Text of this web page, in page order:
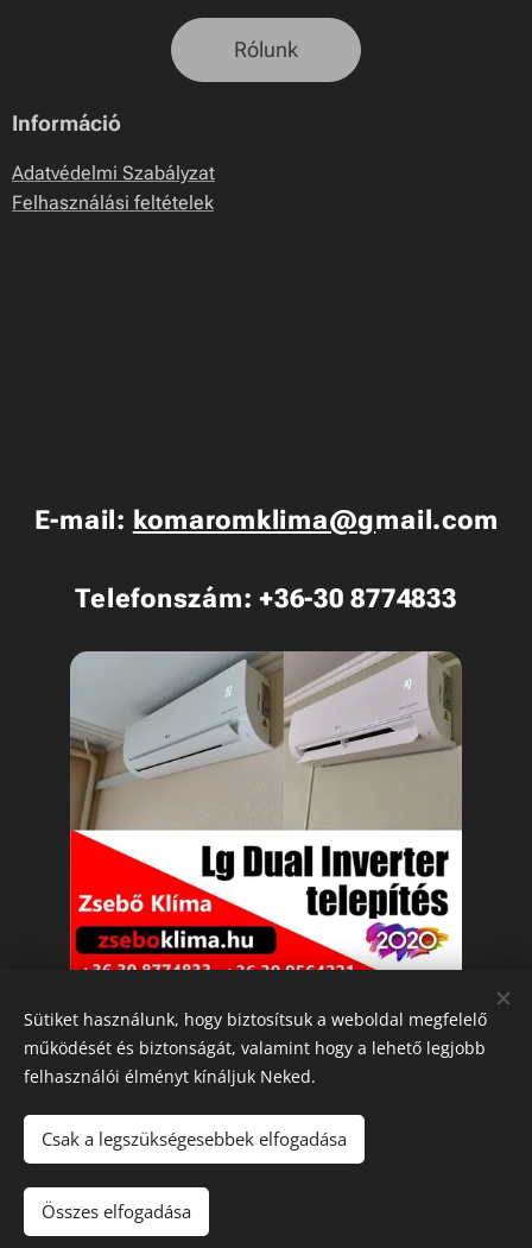
Rólunk
Információ
Adatvédelmi Szabályzat
Felhasználási feltételek
E-mail: komaromklima@gmail.com
Telefonszám: +36-30 8774833
Nagyigmánd, Kisigmánd, Szákszend, Csém,
Almásfüzítő, Tata, Dunaalmás, Neszmély, Naszály,
Kocs, Dad, Komárno, Izsa, Győr , Tatabánya
Sütiket használunk, hogy biztosítsuk a weboldal megfelelő
működését és biztonságát, valamint hogy a lehető legjobb
felhasználói élményt kínáljuk Neked.
Csak a legszükségesebbek elfogadása
Összes elfogadása